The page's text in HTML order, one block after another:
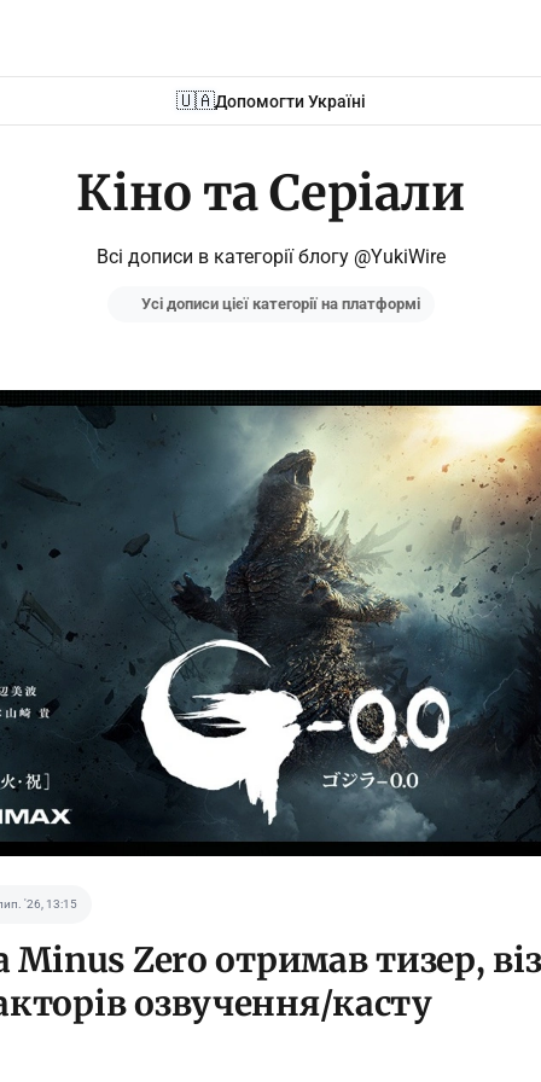
🇺🇦Допомогти Україні
Кіно та Серіали
Всі дописи в категорії блогу @YukiWire
Усі дописи цієї категорії на платформі
'26, 13:15
Minus Zero отримав тизер,
озвучення/касту